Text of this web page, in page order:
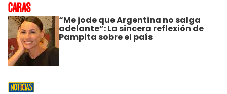
“Me jode que Argentina no salga
adelante”: La sincera reflexión de
Pampita sobre el país